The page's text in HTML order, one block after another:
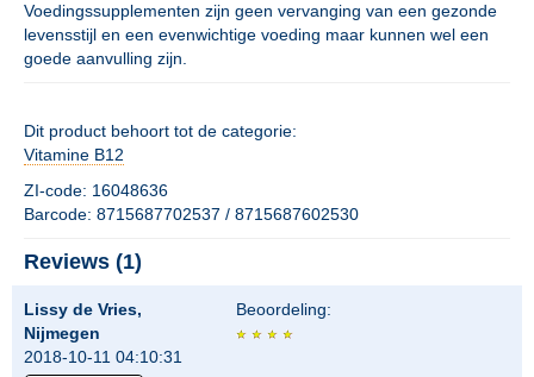
Voedingssupplementen zijn geen vervanging van een gezonde
levensstijl en een evenwichtige voeding maar kunnen wel een
goede aanvulling zijn.
Dit product behoort tot de categorie:
Vitamine B12
ZI-code: 16048636
Barcode: 8715687702537 / 8715687602530
Reviews (1)
Lissy de Vries,
Nijmegen
2018-10-11 04:10:31
Beoordeling: